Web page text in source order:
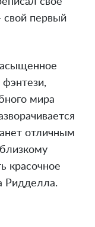
первый
мира
отличным
красочное
Ридделла.